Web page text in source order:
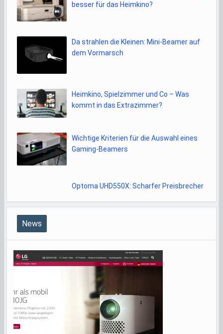
besser für das Heimkino?
Da strahlen die Kleinen: Mini-Beamer auf
dem Vormarsch
Heimkino, Spielzimmer und Co – Was
kommt in das Extrazimmer?
Wichtige Kriterien für die Auswahl eines
Gaming-Beamers
Optoma UHD550X: Scharfer Preisbrecher
News